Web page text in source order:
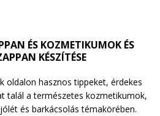
ÉS KOZMETIKUMOK ÉS
KÉSZÍTÉSE
oldalon hasznos tippeket, érdekes
talál a természetes kozmetikumok,
és barkácsolás témakörében.